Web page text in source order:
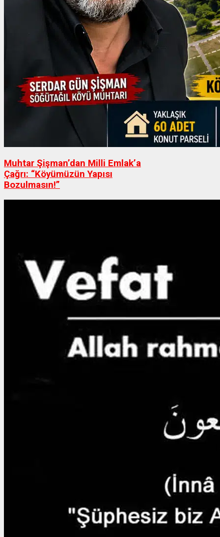
Muhtar Şişman’dan Milli Emlak’a
Çağrı: “Köyümüzün Yapısı
Bozulmasın!”